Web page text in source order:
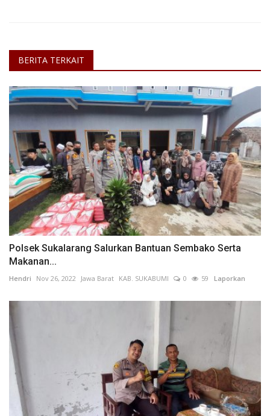
BERITA TERKAIT
Polsek Sukalarang Salurkan Bantuan Sembako Serta
Makanan...
Hendri Nov 26, 2022 Jawa Barat KAB. SUKABUMI 0 59 Laporkan